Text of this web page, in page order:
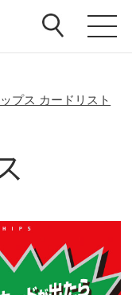
プス カードリスト